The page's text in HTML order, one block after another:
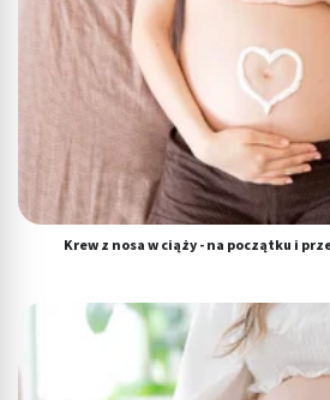
Krew z nosa w ciąży - na początku i